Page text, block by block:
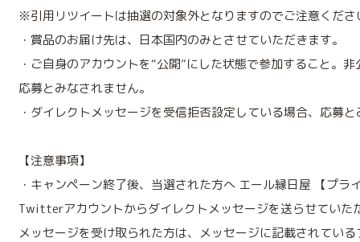
※引用リツイートは抽選の対象外となりますのでご注意くださ
・賞品のお届け先は、日本国内のみとさせていただきます。
・ご自身のアカウントを“公開”にした状態で参加すること。
応募とみなされません。
・ダイレクトメッセージを受信拒否設定している場合、応募
【注意事項】
・キャンペーン終了後、当選された方へ エール縁日屋 【プラ
Twitterアカウントからダイレクトメッセージを送らせていた
メッセージを受け取られた方は、メッセージに記載されてい